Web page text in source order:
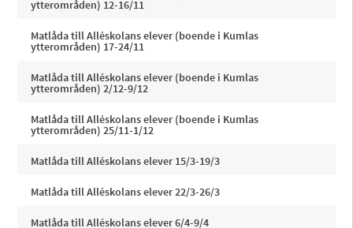
ytterområden) 12-16/11
Matlåda till Alléskolans elever (boende i Kumlas
ytterområden) 17-24/11
Matlåda till Alléskolans elever (boende i Kumlas
ytterområden) 2/12-9/12
Matlåda till Alléskolans elever (boende i Kumlas
ytterområden) 25/11-1/12
Matlåda till Alléskolans elever 15/3-19/3
Matlåda till Alléskolans elever 22/3-26/3
Matlåda till Alléskolans elever 6/4-9/4